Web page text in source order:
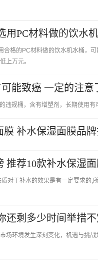
用PC材料做的饮水
合格的PC材料做的饮水机水桶，
上万元。
能致癌 一定的注意
违规桶，含有增塑剂，长期使用有
补水保湿面膜品
推荐10款补水保湿
对于补水的效果是有一定要求的
还剩多少时间举措
场环境发生深刻变化，机遇与挑